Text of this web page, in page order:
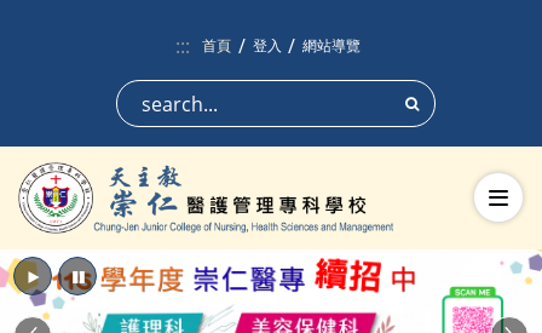
:::
首頁 登入 網站導覽
搜尋
切換
播放 暫停